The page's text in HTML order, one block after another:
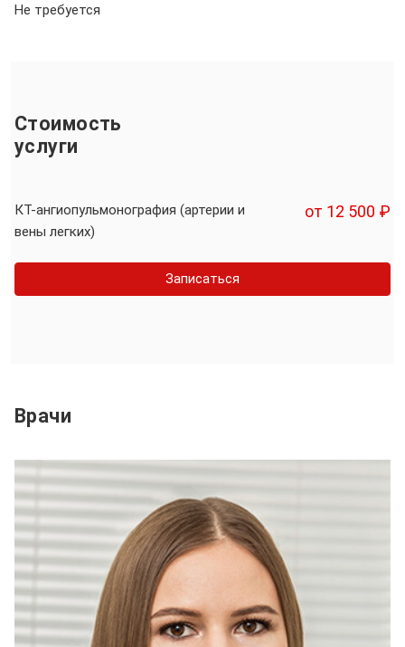
Не требуется
Стоимость
услуги
КТ-ангиопульмонография (артерии и
вены легких)
от 12 500 ₽
Записаться
Врачи